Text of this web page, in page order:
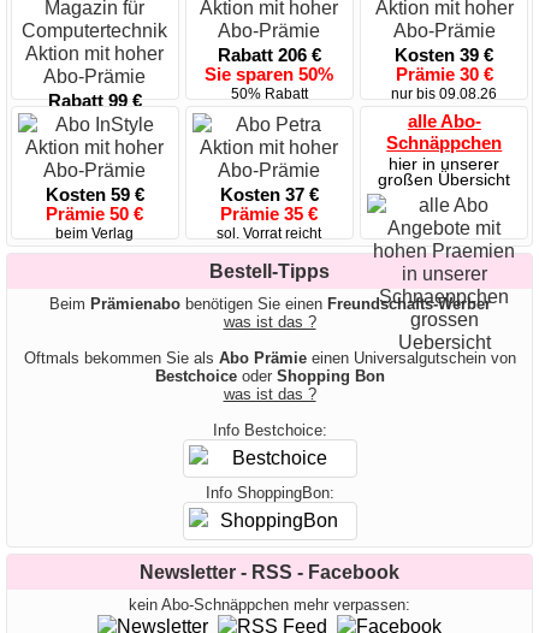
Rabatt 99 €
Sie sparen 50%
50% Rabatt
Rabatt 206 €
Sie sparen 50%
50% Rabatt
Kosten 39 €
Prämie 30 €
nur bis 09.08.26
Kosten 59 €
Prämie 50 €
beim Verlag
Kosten 37 €
Prämie 35 €
sol. Vorrat reicht
alle Abo-
Schnäppchen
hier in unserer
großen Übersicht
Bestell-Tipps
Beim Prämienabobenötigen Sie einen Freundschafts-Werber
was ist das ?
Oftmals bekommen Sie als Abo Prämieeinen Universalgutschein von
Bestchoiceoder Shopping Bon
was ist das ?
Info Bestchoice:
Info ShoppingBon:
Newsletter - RSS - Facebook
kein Abo-Schnäppchen mehr verpassen: